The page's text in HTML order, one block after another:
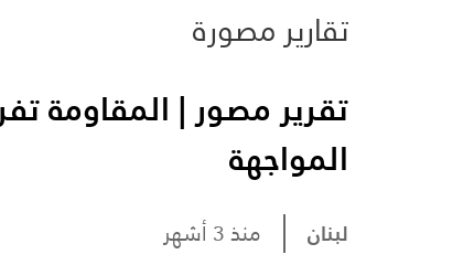
تقارير مصورة
تقرير مصور | المقاومة
المواجهة
لبنان منذ 3 أشهر